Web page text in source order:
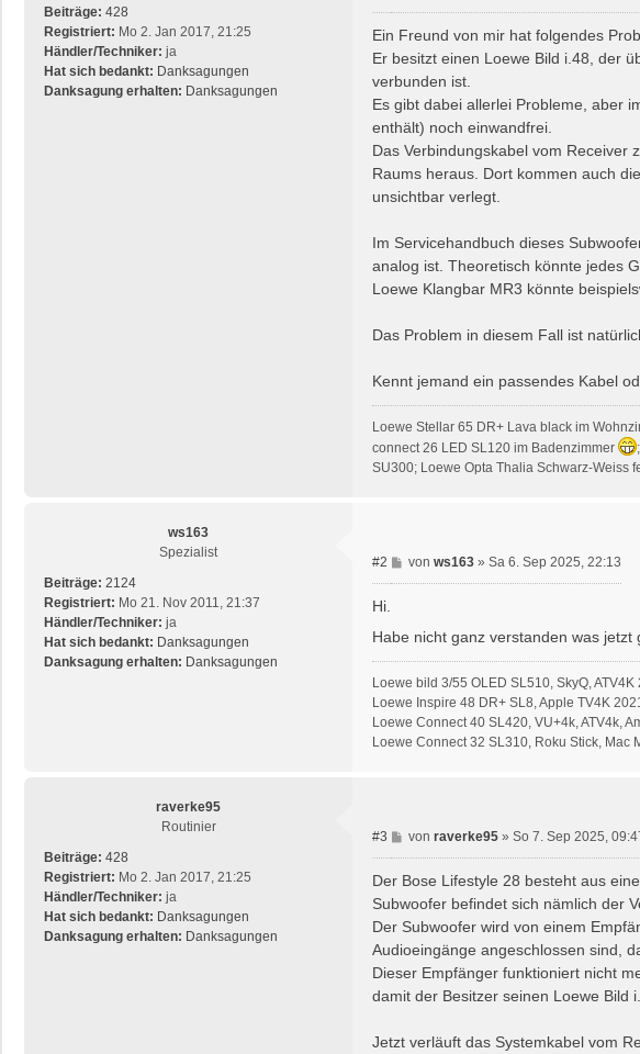
Beiträge: 428
Registriert: Mo 2. Jan 2017, 21:25
Händler/Techniker: ja
Hat sich bedankt: Danksagungen
Danksagung erhalten: Danksagungen
e
i
r
a
g
Ein Freund von mir hat folgendes
Er besitzt einen Loewe Bild i.48, der
verbunden ist.
Es gibt dabei allerlei Probleme, aber
enthält) noch einwandfrei.
Das Verbindungskabel vom Receiver
Raums heraus. Dort kommen auch
unsichtbar verlegt.
Im Servicehandbuch dieses
analog ist. Theoretisch könnte jedes
Loewe Klangbar MR3 könnte
Das Problem in diesem Fall ist
Kennt jemand ein passendes Kabel
Loewe Stellar 65 DR+ Lava black im
connect 26 LED SL120 im Badenzimmer
SU300; Loewe Opta Thalia Schwarz-Weiss
ws163
Spezialist
Beiträge: 2124
Registriert: Mo 21. Nov 2011, 21:37
Händler/Techniker: ja
Hat sich bedankt: Danksagungen
Danksagung erhalten: Danksagungen
#2
B
e
r
a
g
von ws163» Sa 6. Sep 2025, 22:13
Hi.
Habe nicht ganz verstanden was
Loewe bild 3/55 OLED SL510, SkyQ,
Loewe Inspire 48 DR+ SL8, Apple TV4K
Loewe Connect 40 SL420, VU+4k, ATV4k,
Loewe Connect 32 SL310, Roku Stick, Mac
raverke95
Routinier
Beiträge: 428
Registriert: Mo 2. Jan 2017, 21:25
Händler/Techniker: ja
Hat sich bedankt: Danksagungen
Danksagung erhalten: Danksagungen
#3
B
e
i
r
a
g
von raverke95» So 7. Sep 2025,
Der Bose Lifestyle 28 besteht aus
Subwoofer befindet sich nämlich der
Der Subwoofer wird von einem
Audioeingänge angeschlossen sind,
Dieser Empfänger funktioniert nicht
damit der Besitzer seinen Loewe Bild
Jetzt verläuft das Systemkabel vom